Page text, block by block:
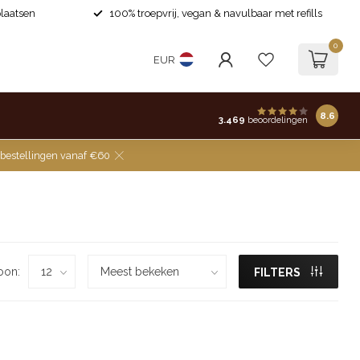
100% troepvrij, vegan & navulbaar met refills
EUR
0
3.469 beoordelingen 8.6
bestellingen vanaf €60
FILTERS